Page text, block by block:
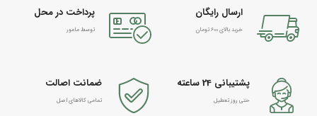
ارسال رایگان
خرید بالای 600 تومان
پرداخت در محل
توسط مامور
پشتیبانی 24 ساعته
حتی روز تعطیل
ضمانت اصالت
تمامی کالاهای اصل